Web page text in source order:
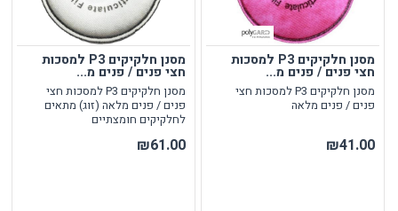
מסנן חלקיקים P3 למסכות
חצי פנים / פנים מ...
מסנן חלקיקים P3 למסכות חצי
פנים / פנים מלאה
₪41.00
מסנן חלקיקים P3 למסכות
חצי פנים / פנים מ...
מסנן חלקיקים P3 למסכות חצי
פנים / פנים מלאה (זוג) מתאים
לחלקיקים חומצתיים
₪61.00